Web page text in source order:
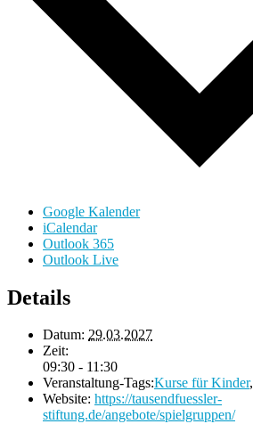
Google Kalender
iCalendar
Outlook 365
Outlook Live
Details
Datum: 29.03.2027
Zeit:
09:30 - 11:30
Veranstaltung-Tags:Kurse für Kinder,
Website: https://tausendfuessler-
stiftung.de/angebote/spielgruppen/